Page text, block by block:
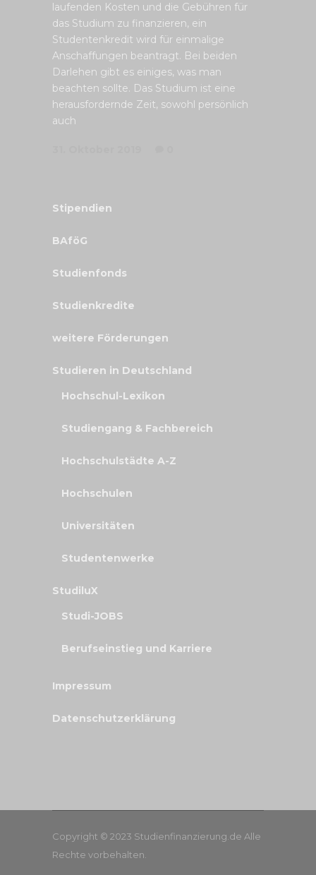
laufenden Kosten und die Gebühren für
das Studium zu finanzieren, ein
Studentenkredit wird für einmalige
Anschaffungen beantragt. Bei beiden
Darlehen gibt es einiges, was man
beachten sollte. Das Studium ist eine
herausfordernde Zeit, sowohl persönlich
auch
Stipendien
BAföG
Studienfonds
Studienkredite
weitere Förderungen
Studieren in Deutschland
Hochschul-Lexikon
Studiengang & Fachbereich
Hochschulstädte A-Z
Hochschulen
Universitäten
Studentenwerke
StudiluX
Studi-JOBS
Berufseinstieg und Karriere
Impressum
Datenschutzerklärung
Copyright © 2023 Studienfinanzierung.de Alle
Rechte vorbehalten.